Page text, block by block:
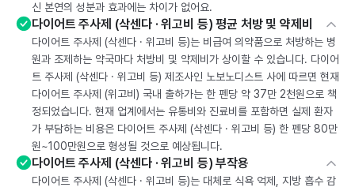
신 본연의 성분과 효과에는 차이가 없어요.
다이어트 주사제 (삭센다 · 위고비 등) 평균 처방 및 약제비
다이어트 주사제 (삭센다 · 위고비 등)는 비급여 의약품으로 처방하는 병
원과 조제하는 약국마다 처방비 및 약제비가 상이할 수 있습니다. 다이어
트 주사제 (삭센다 · 위고비 등) 제조사인 노보노디스트 사에 따르면 현재
다이어트 주사제 (위고비) 국내 출하가는 한 펜당 약 37만 2천원으로 책
정되었습니다. 현재 업계에서는 유통비와 진료비를 포함하면 실제 환자
가 부담하는 비용은 다이어트 주사제 (삭센다 · 위고비 등) 한 펜당 80만
원~100만원으로 형성될 것으로 예상됩니다.
다이어트 주사제 (삭센다 · 위고비 등) 부작용
다이어트 주사제 (삭센다 · 위고비 등)는 대체로 식욕 억제, 지방 흡수 감